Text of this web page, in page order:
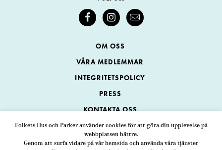
Folkets Hus och Parker använder cookies för att göra din upplevelse på
webbplatsen bättre.
Genom att surfa vidare på vår hemsida och använda våra tjänster
OM OSS
VÅRA MEDLEMMAR
INTEGRITETSPOLICY
PRESS
KONTAKTA OSS
Folkets Hus och Parker